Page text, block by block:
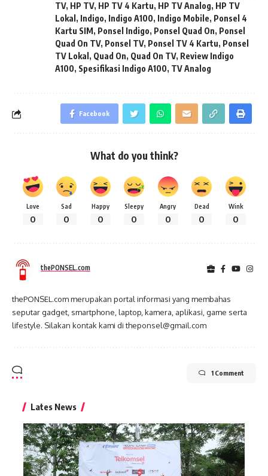
TV, HP TV, HP TV 4 Kartu, HP TV Analog, HP TV
Lokal , Indigo, Indigo A100, Indigo Mobile, Ponsel 4
Kartu SIM, Ponsel Indigo, Ponsel Quad On, Ponsel
Quad On TV, Ponsel TV, Ponsel TV 4 Kartu, Ponsel
TV Lokal , Quad On, Quad On TV, Review Indigo
A100, Spesifikasi Indigo A100, TV Analog
Facebook
What do you think?
Love
0
Sad
0
Happy
0
Sleepy
0
Angry
0
Dead
0
Wink
0
thePONSEL.com
thePONSEL.com merupakan portal informasi yang membahas
seputar gadget, smartphone, laptop, kamera, aplikasi, game serta
lifestyle. Silakan kontak kami di theponsel@gmail.com
1 Comment
Lates News